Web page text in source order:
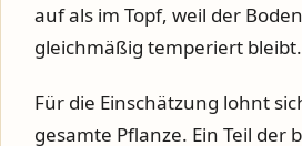
auf als im Topf, weil der
gleichmäßig temperiert bleibt.
Für die Einschätzung lohnt
gesamte Pflanze. Ein Teil der